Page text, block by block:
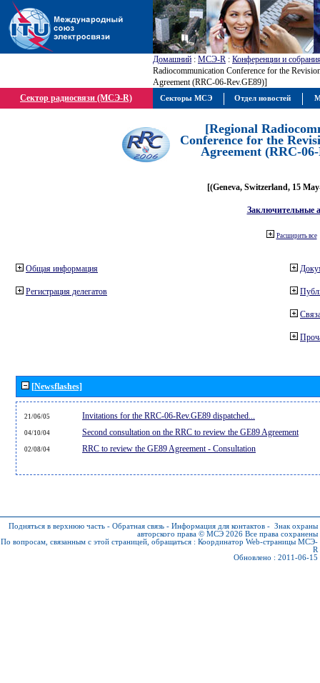
Домашний : МСЭ-R : Конференции и
Radiocommunication Conference for the
Agreement (RRC-06-Rev.GE89)]
Сектор радиосвязи (МСЭ-R)
[Regional
Conference for the
Agreement (RRC-
[(Geneva, Switzerland, 15
Заключительные
Расширить все
Общая информация
Регистрация делегатов
[Newsflashes]
21/06/05 Invitations for the RRC-06-Rev.GE89 dispatched...
04/10/04 Second consultation on the RRC to review the GE89 Agreement
02/08/04 RRC to review the GE89 Agreement - Consultation
Подняться в верхнюю часть - Обратная связь - Информация для контактов - Знак охраны
авторского права © МСЭ 2026 Все права сохранены
По вопросам, связанным с этой страницей, обращаться : Координатор Web-страницы МСЭ-
R
Обновлено : 2011-06-15
Секторы МСЭ Отдел новостей